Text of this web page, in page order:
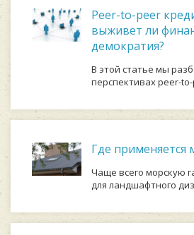
Peer-to-peer
выживет ли
демократия?
В этой статье мы
перспективах peer-
Где применяется
Чаще всего морскую
для ландшафтного